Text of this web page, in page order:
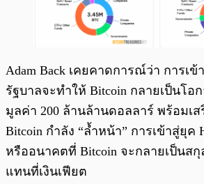
Adam Back เคยคาดการณ์ว่า การเ
รัฐบาลจะทำให้ Bitcoin กลายเป็นโอ
มูลค่า 200 ล้านล้านดอลลาร์ พร้อมเ
Bitcoin กำลัง “ล้ำหน้า” การเข้าสู่ยุค
หรืออนาคตที่ Bitcoin จะกลายเป็นสกุ
แทนที่เงินเฟียต